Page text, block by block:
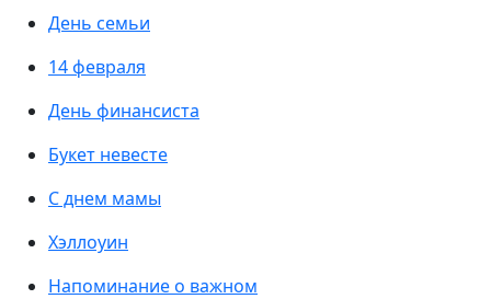
День семьи
14 февраля
День финансиста
Букет невесте
С днем мамы
Хэллоуин
Напоминание о важном